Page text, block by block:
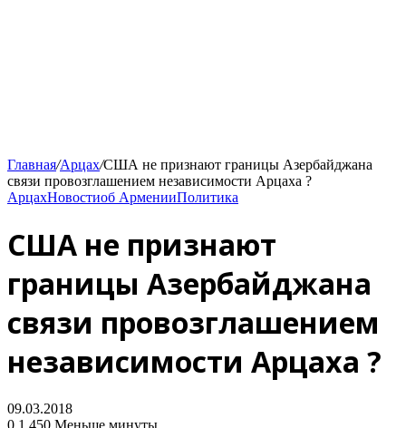
Главная/Арцах/США не признают границы Азербайджана
связи провозглашением независимости Арцаха ?
АрцахНовостиоб АрменииПолитика
США не признают
границы Азербайджана
связи провозглашением
независимости Арцаха ?
09.03.2018
0 1 450 Меньше минуты